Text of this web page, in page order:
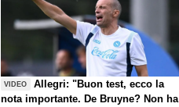
VIDEO
Allegri: "Buon test, ecco la
nota importante. De Bruyne? Non ha